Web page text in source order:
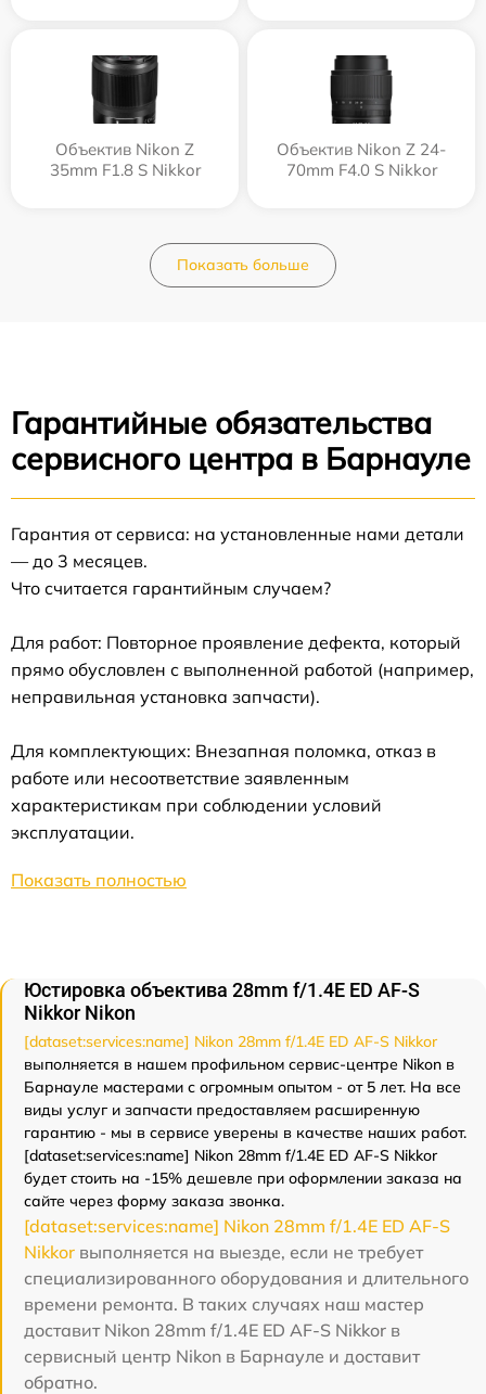
Объектив Nikon Z
35mm F1.8 S Nikkor
Объектив Nikon Z 24-
70mm F4.0 S Nikkor
Показать больше
Гарантийные обязательства
сервисного центра в Барнауле
Гарантия от сервиса: на установленные нами детали
— до 3 месяцев.
Что считается гарантийным случаем?
Для работ: Повторное проявление дефекта, который
прямо обусловлен с выполненной работой (например,
неправильная установка запчасти).
Для комплектующих: Внезапная поломка, отказ в
работе или несоответствие заявленным
характеристикам при соблюдении условий
эксплуатации.
Показать полностью
Юстировка объектива 28mm f/1.4E ED AF-S
Nikkor Nikon
[dataset:services:name] Nikon 28mm f/1.4E ED AF-S Nikkor
выполняется в нашем профильном сервис-центре Nikon в
Барнауле мастерами с огромным опытом - от 5 лет. На все
виды услуг и запчасти предоставляем расширенную
гарантию - мы в сервисе уверены в качестве наших работ.
[dataset:services:name] Nikon 28mm f/1.4E ED AF-S Nikkor
будет стоить на -15% дешевле при оформлении заказа на
сайте через форму заказа звонка.
[dataset:services:name] Nikon 28mm f/1.4E ED AF-S
Nikkor выполняется на выезде, если не требует
специализированного оборудования и длительного
времени ремонта. В таких случаях наш мастер
доставит Nikon 28mm f/1.4E ED AF-S Nikkor в
сервисный центр Nikon в Барнауле и доставит
обратно.